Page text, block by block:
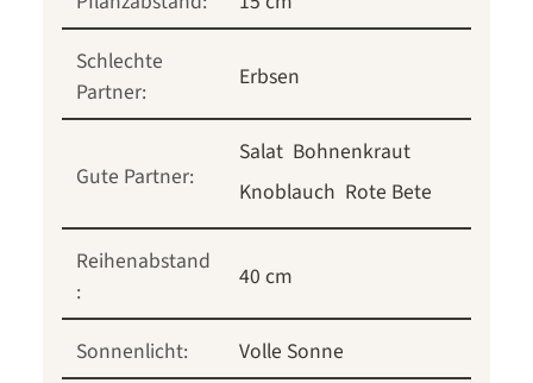
Schlechte
Partner:
Erbsen
Gute Partner:
Salat Bohnenkraut
Knoblauch Rote Bete
Reihenabstand
:
40 cm
Sonnenlicht:
Volle Sonne